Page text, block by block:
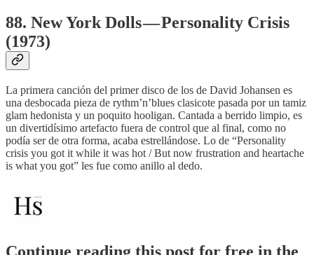
88. New York Dolls — Personality Crisis
(1973)
La primera canción del primer disco de los de David Johansen es
una desbocada pieza de rythm’n’blues clasicote pasada por un tamiz
glam hedonista y un poquito hooligan. Cantada a berrido limpio, es
un divertidísimo artefacto fuera de control que al final, como no
podía ser de otra forma, acaba estrellándose. Lo de “Personality
crisis you got it while it was hot / But now frustration and heartache
is what you got” les fue como anillo al dedo.